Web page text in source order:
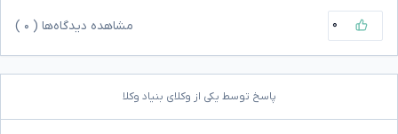
۰ مشاهده دیدگاه‌ها ( ۰
پاسخ توسط یکی از وکلای بنیاد وکلا